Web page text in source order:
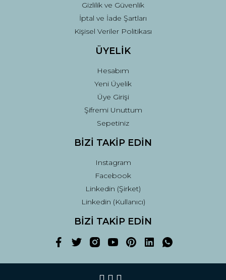
Gizlilik ve Güvenlik
İptal ve İade Şartları
Kişisel Veriler Politikası
ÜYELİK
Hesabım
Yeni Üyelik
Üye Girişi
Şifremi Unuttum
Sepetiniz
BİZİ TAKİP EDİN
Instagram
Facebook
Linkedin (Şirket)
Linkedin (Kullanıcı)
BİZİ TAKİP EDİN